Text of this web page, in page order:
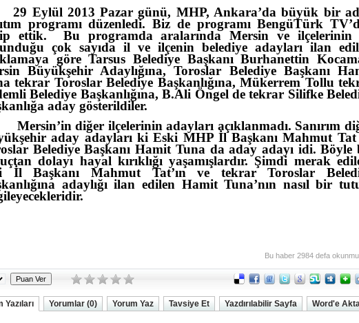
29 Eylül 2013 Pazar günü, MHP, Ankara’da büyük bir
programı düzenledi. Biz de programı BengüTürk
ettik.
Bu programda aralarında Mersin ve ilçelerinin
çok sayıda il ve ilçenin belediye adayları ilan
göre Tarsus Belediye Başkanı Burhanettin
Büyükşehir Adaylığına, Toroslar Belediye Başkanı
tekrar Toroslar Belediye Başkanlığına, Mükerrem Tollu
Belediye Başkanlığına, B.Ali Öngel de tekrar Silifke
aday gösterildiler.
Mersin’in diğer ilçelerinin adayları açıklanmadı. Sanırım
aday adayları ki Eski MHP İl Başkanı Mahmut Tat
Belediye Başkanı Hamit Tuna da aday adayı idi. Böyle
dolayı hayal kırıklığı yaşamışlardır. Şimdi merak
İl Başkanı Mahmut Tat’ın ve tekrar Toroslar
adaylığı ilan edilen Hamit Tuna’nın nasıl bir
Bu haber 2984 defa
Yazıları Yorumlar (0) Yorum Yaz Tavsiye Et Yazdırılabilir Sayfa Word'e